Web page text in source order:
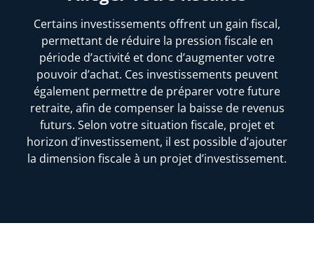
Certains investissements offrent un gain fiscal,
permettant de réduire la pression fiscale en
période d’activité et donc d’augmenter votre
pouvoir d’achat. Ces investissements peuvent
également permettre de préparer votre future
retraite, afin de compenser la baisse de revenus
futurs. Selon votre situation fiscale, projet et
horizon d’investissement, il est possible d’ajouter
la dimension fiscale à un projet d’investissement.